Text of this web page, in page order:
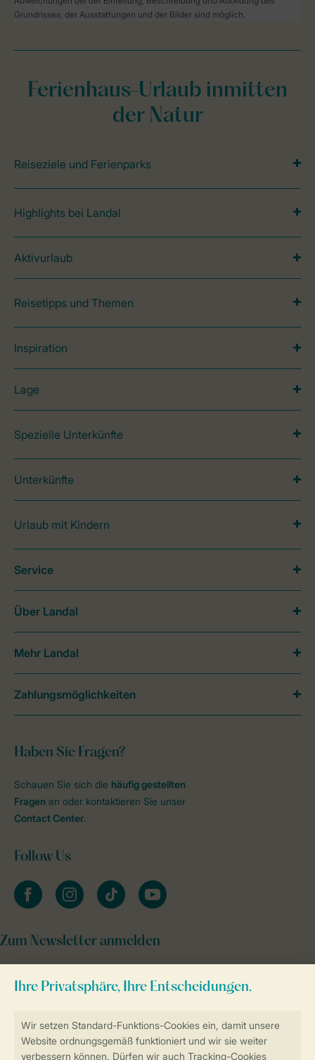
Grundrisses, der Ausstattungen und der Bilder sind möglich.
Ferienhaus-Urlaub inmitten
der Natur
Reiseziele und Ferienparks
Highlights bei Landal
Aktivurlaub
Reisetipps und Themen
Inspiration
Lage
Spezielle Unterkünfte
Unterkünfte
Urlaub mit Kindern
Haben Sie Fragen?
Schauen Sie sich die häufig gestellten
Fragen an oder kontaktieren Sie unser
Contact Center.
Follow Us
facebookinstagramtiktok youtube
Zum Newsletter anmelden
Service
Über Landal
Mehr Landal
Zahlungsmöglichkeiten